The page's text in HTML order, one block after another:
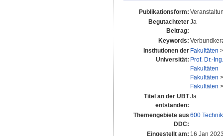
Publikationsform:
Begutachteter
Beitrag:
Ja
Keywords:
Institutionen der
Universität:
Fakultäten
Prof. Dr.-
Fakultäten
Fakultäten
Fakultäten
Titel an der UBT
entstanden:
Ja
Themengebiete aus
DDC:
600
Eingestellt am: 16 Jan